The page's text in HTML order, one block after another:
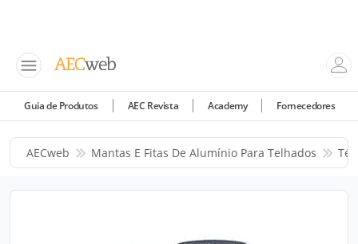
Guia de Produtos AEC Revista Academy Fornecedores
AECweb Mantas E Fitas De Alumínio Para Telhados